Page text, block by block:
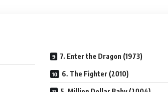
7. Enter the Dragon (1973)
6. The Fighter (2010)